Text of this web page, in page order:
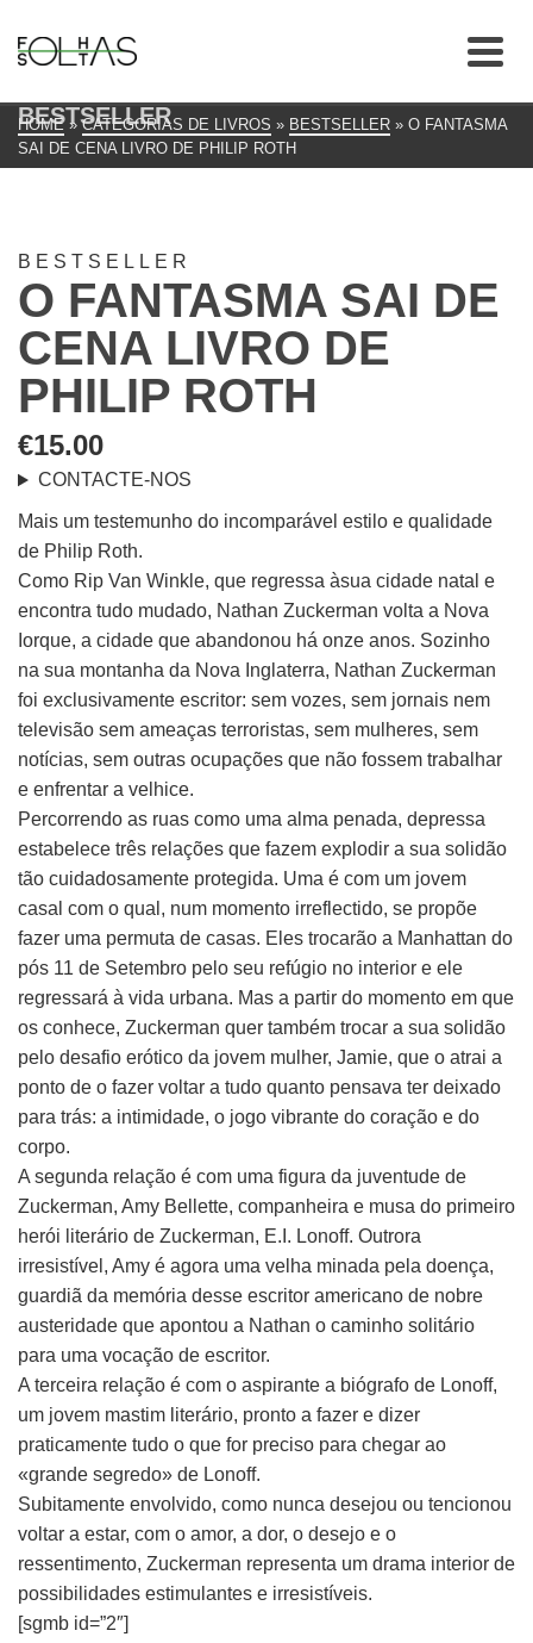
BESTSELLER
HOME » CATEGORIAS DE LIVROS » BESTSELLER » O FANTASMA
SAI DE CENA LIVRO DE PHILIP ROTH
BESTSELLER
O FANTASMA SAI DE
CENA LIVRO DE
PHILIP ROTH
€15.00
CONTACTE-NOS
Mais um testemunho do incomparável estilo e qualidade
de Philip Roth.
Como Rip Van Winkle, que regressa àsua cidade natal e
encontra tudo mudado, Nathan Zuckerman volta a Nova
Iorque, a cidade que abandonou há onze anos. Sozinho
na sua montanha da Nova Inglaterra, Nathan Zuckerman
foi exclusivamente escritor: sem vozes, sem jornais nem
televisão sem ameaças terroristas, sem mulheres, sem
notícias, sem outras ocupações que não fossem trabalhar
e enfrentar a velhice.
Percorrendo as ruas como uma alma penada, depressa
estabelece três relações que fazem explodir a sua solidão
tão cuidadosamente protegida. Uma é com um jovem
casal com o qual, num momento irreflectido, se propõe
fazer uma permuta de casas. Eles trocarão a Manhattan do
pós 11 de Setembro pelo seu refúgio no interior e ele
regressará à vida urbana. Mas a partir do momento em que
os conhece, Zuckerman quer também trocar a sua solidão
pelo desafio erótico da jovem mulher, Jamie, que o atrai a
ponto de o fazer voltar a tudo quanto pensava ter deixado
para trás: a intimidade, o jogo vibrante do coração e do
corpo.
A segunda relação é com uma figura da juventude de
Zuckerman, Amy Bellette, companheira e musa do primeiro
herói literário de Zuckerman, E.I. Lonoff. Outrora
irresistível, Amy é agora uma velha minada pela doença,
guardiã da memória desse escritor americano de nobre
austeridade que apontou a Nathan o caminho solitário
para uma vocação de escritor.
A terceira relação é com o aspirante a biógrafo de Lonoff,
um jovem mastim literário, pronto a fazer e dizer
praticamente tudo o que for preciso para chegar ao
«grande segredo» de Lonoff.
Subitamente envolvido, como nunca desejou ou tencionou
voltar a estar, com o amor, a dor, o desejo e o
ressentimento, Zuckerman representa um drama interior de
possibilidades estimulantes e irresistíveis.
[sgmb id=”2″]